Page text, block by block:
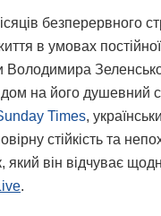
безперервного
в умовах
Володимира
на його душевний
Times,
стійкість та
який він відчуває
.